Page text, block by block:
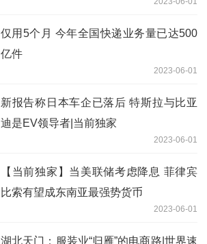
仅用5个月 今年全国快递业务量已达500
亿件
2023-06-01
新报告称日本车企已落后 特斯拉与比亚
迪是EV领导者|当前独家
2023-06-01
【当前独家】当美联储考虑降息 菲律宾
比索有望成东南亚最强势货币
2023-06-01
湖北天门：服装业“归雁”的电商路|世界速